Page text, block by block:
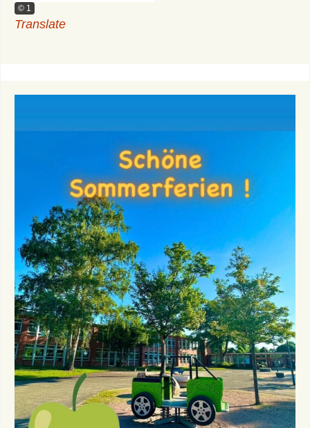
© 1
Translate